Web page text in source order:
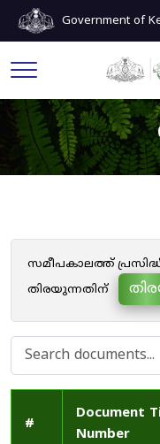
Government of
സമീപകാലത്ത്
തിരയുന്നതിന്
#
Document
Number